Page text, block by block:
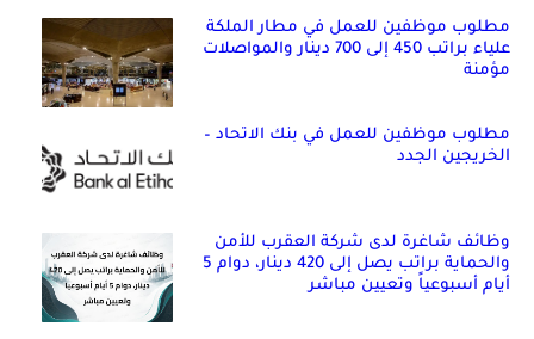
مطلوب موظفين للعمل في مطار الملكة
علياء براتب 450 إلى 700 دينار والمواصلات
مؤمنة
مطلوب موظفين للعمل في بنك الاتحاد –
الخريجين الجدد
وظائف شاغرة لدى شركة العقرب للأمن
والحماية براتب يصل إلى 420 دينار، دوام 5
أيام أسبوعياً وتعيين مباشر